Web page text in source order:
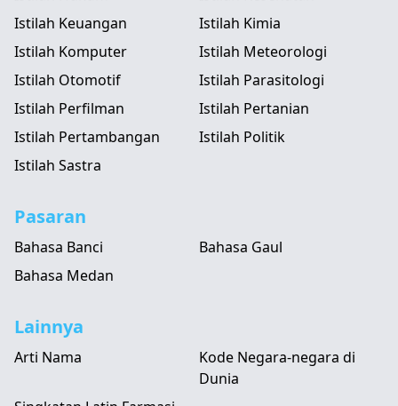
Istilah Keuangan
Istilah Kimia
Istilah Komputer
Istilah Meteorologi
Istilah Otomotif
Istilah Parasitologi
Istilah Perfilman
Istilah Pertanian
Istilah Pertambangan
Istilah Politik
Istilah Sastra
Pasaran
Bahasa Banci
Bahasa Gaul
Bahasa Medan
Lainnya
Arti Nama
Kode Negara-negara di
Dunia